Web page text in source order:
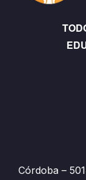
Córdoba –